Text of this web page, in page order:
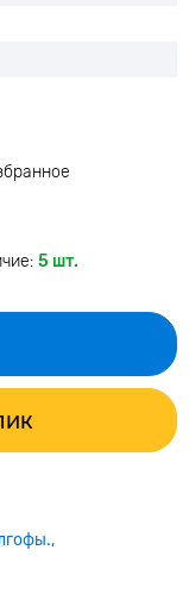
5 шт.